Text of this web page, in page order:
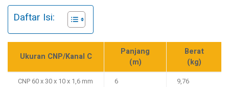
Daftar Isi:
Ukuran CNP/Kanal C
Panjang
(m)
Berat
(kg)
CNP 60 x 30 x 10 x 1,6 mm 6
9,76